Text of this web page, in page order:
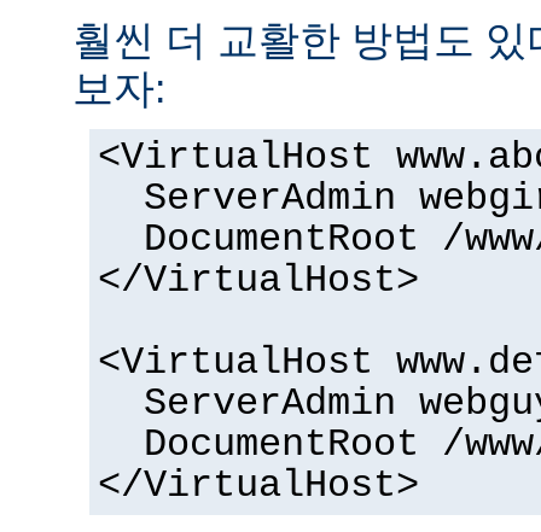
훨씬 더 교활한 방법도
보자:
<VirtualHost
ServerAdmin
DocumentRoot /
</VirtualHost>
<VirtualHost
ServerAdmin
DocumentRoot /
</VirtualHost>